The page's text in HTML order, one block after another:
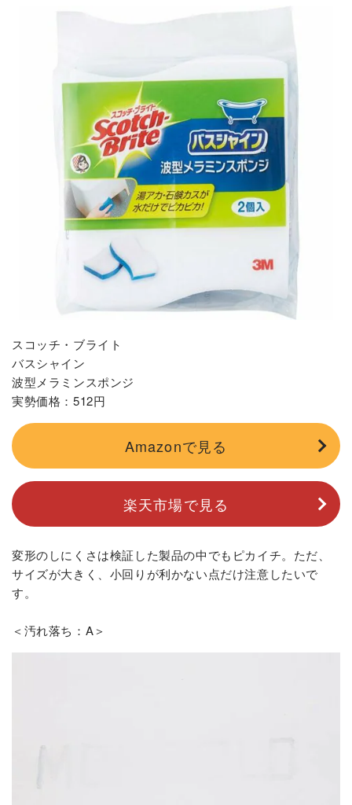
スコッチ・ブライト
バスシャイン
波型メラミンスポンジ
実勢価格：512円
Amazonで見る
楽天市場で見る
変形のしにくさは検証した製品の中でもピカイチ。ただ、
サイズが大きく、小回りが利かない点だけ注意したいで
す。
＜汚れ落ち：A＞